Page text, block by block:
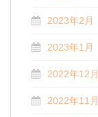
2023年2月
2023年1月
2022年12月
2022年11月